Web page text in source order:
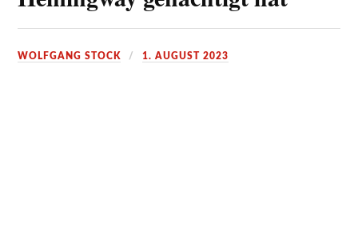
WOLFGANG STOCK 1. AUGUST 2023